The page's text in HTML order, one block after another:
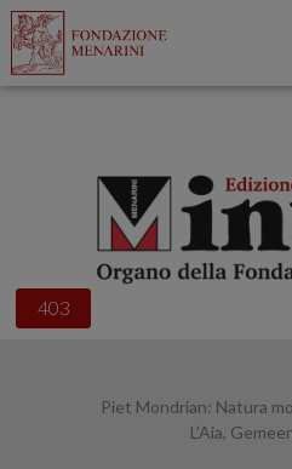
403
Piet Mondrian: Natura
L’Aia,